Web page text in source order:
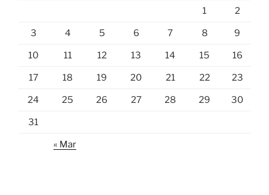
1 2
3 4 5 6 7 8 9
10 11 12 13 14 15 16
17 18 19 20 21 22 23
24 25 26 27 28 29 30
31
« Mar